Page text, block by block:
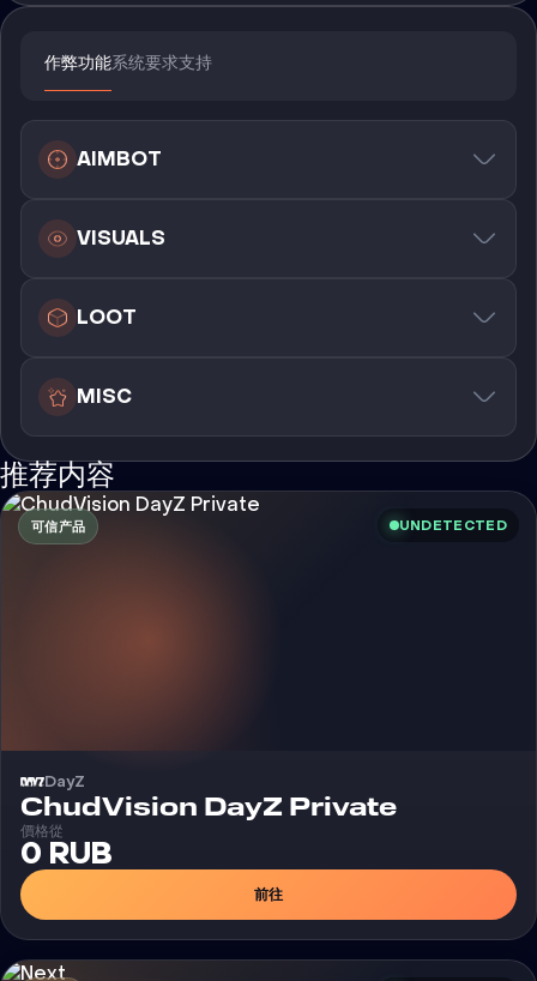
作弊功能系统要求支持
AIMBOT
VISUALS
LOOT
MISC
推荐内容
可信产品 UNDETECTED
DayZ
ChudVision DayZ Private外挂
價格從
0 RUB
前往